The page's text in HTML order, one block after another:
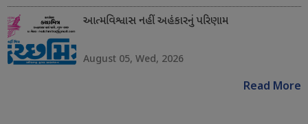
આત્મવિશ્વાસ નહીં અહંકારનું પરિણામ
August 05, Wed, 2026
Read More